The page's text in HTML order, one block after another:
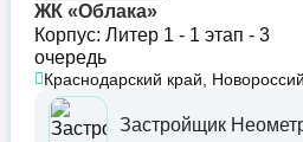
ЖК «Облака»
Корпус: Литер 1 - 1 этап - 3
очередь
Краснодарский край,
Застройщик